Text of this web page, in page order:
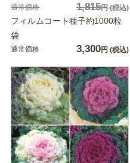
通常価格 1,815円(税込)
フィルムコート種子約1000粒
袋
通常価格 3,300円 (税込)